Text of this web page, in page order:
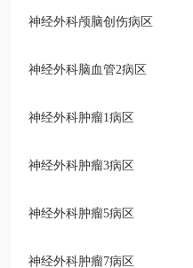
神经外科颅脑创伤病区
神经外科脑血管2病区
神经外科肿瘤1病区
神经外科肿瘤3病区
神经外科肿瘤5病区
神经外科肿瘤7病区